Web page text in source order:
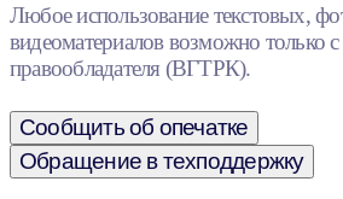
Любое использование текстовых,
видеоматериалов возможно только с
правообладателя (ВГТРК).
Сообщить об опечатке
Обращение в техподдержку